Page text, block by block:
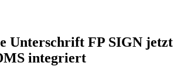
Unterschrift FP SIGN jetzt
integriert